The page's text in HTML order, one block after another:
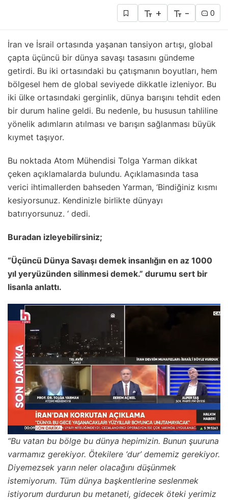
+ - 0
İran ve İsrail ortasında yaşanan tansiyon artışı, global
çapta üçüncü bir dünya savaşı tasasını gündeme
getirdi. Bu iki ortasındaki bu çatışmanın boyutları, hem
bölgesel hem de global seviyede dikkatle izleniyor. Bu
iki ülke ortasındaki gerginlik, dünya barışını tehdit eden
bir durum haline geldi. Bu nedenle, bu hususun tahliline
yönelik adımların atılması ve barışın sağlanması büyük
kıymet taşıyor.
Bu noktada Atom Mühendisi Tolga Yarman dikkat
çeken açıklamalarda bulundu. Açıklamasında tasa
verici ihtimallerden bahseden Yarman, ‘Bindiğiniz kısmı
kesiyorsunuz. Kendinizle birlikte dünyayı
batırıyorsunuz. ‘ dedi.
Buradan izleyebilirsiniz;
“Üçüncü Dünya Savaşı demek insanlığın en az 1000
yıl yeryüzünden silinmesi demek.” durumu sert bir
lisanla anlattı.
“Bu vatan bu bölge bu dünya hepimizin. Bunun şuuruna
varmamız gerekiyor. Ötekilere ‘dur’ dememiz gerekiyor.
Diyemezsek yarın neler olacağını düşünmek
istemiyorum. Tüm dünya başkentlerine seslenmek
istiyorum durdurun bu metaneti, gidecek öteki yerimiz